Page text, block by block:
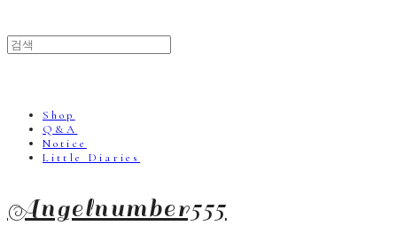
Shop
Q&A
Notice
Little Diaries
Angelnumber555